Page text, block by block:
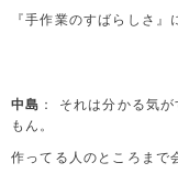
『手作業のすばらしさ』
中島 ： それは分かる気
もん。
作ってる人のところまで